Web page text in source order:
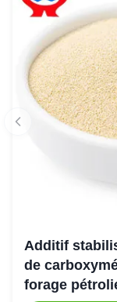
Additif
de
forage